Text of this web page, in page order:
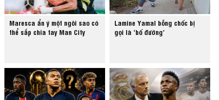
Maresca ẩn ý một ngôi sao có
thể sắp chia tay Man City
Lamine Yamal bỗng chốc bị
gọi là ‘bố đường’